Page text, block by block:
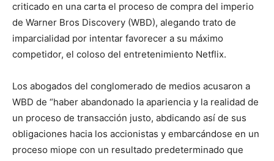
criticado en una carta el proceso de compra del imperio
de Warner Bros Discovery (WBD), alegando trato de
imparcialidad por intentar favorecer a su máximo
competidor, el coloso del entretenimiento Netflix.
Los abogados del conglomerado de medios acusaron a
WBD de “haber abandonado la apariencia y la realidad de
un proceso de transacción justo, abdicando así de sus
obligaciones hacia los accionistas y embarcándose en un
proceso miope con un resultado predeterminado que